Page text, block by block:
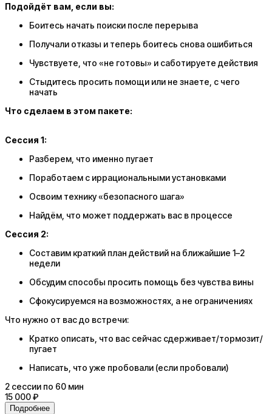
Подойдёт вам, если вы:
Боитесь начать поиски после перерыва
Получали отказы и теперь боитесь снова ошибиться
Чувствуете, что «не готовы» и саботируете действия
Стыдитесь просить помощи или не знаете, с чего
начать
Что сделаем в этом пакете:
Сессия 1:
Разберем, что именно пугает
Поработаем с иррациональными установками
Освоим технику «безопасного шага»
Найдём, что может поддержать вас в процессе
Сессия 2:
Составим краткий план действий на ближайшие 1–2
недели
Обсудим способы просить помощь без чувства вины
Сфокусируемся на возможностях, а не ограничениях
Что нужно от вас до встречи:
Кратко описать, что вас сейчас сдерживает/тормозит/
пугает
Написать, что уже пробовали (если пробовали)
2 сессии по 60 мин
15 000 ₽
Подробнее